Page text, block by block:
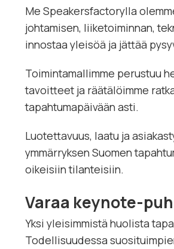
Me Speakersfactorylla
johtamisen, liiketoiminnan,
innostaa yleisöä ja jättää
Toimintamallimme perustuu
tavoitteet ja räätälöimme
tapahtumapäivään asti.
Luotettavuus, laatu ja
ymmärryksen Suomen
oikeisiin tilanteisiin.
Varaa keynote-
Yksi yleisimmistä huolista
Todellisuudessa